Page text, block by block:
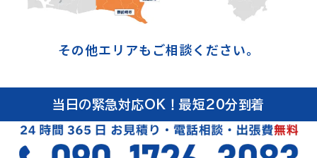
その他エリアもご相談ください。
当日の緊急対応OK！最短20分到着